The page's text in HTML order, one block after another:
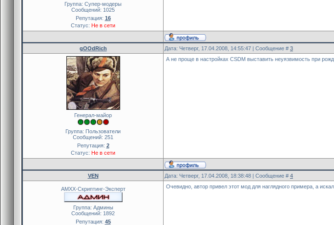
Группа: Cупер-модеры
Сообщений: 1025
Репутация: 16
Статус: Не в сети
gOOdRich Дата: Четверг, 17.04.2008, 14:55:47 | Сообщение # 3
Генерал-майор
Группа: Пользователи
Сообщений: 251
Репутация: 2
Статус: Не в сети
А не проще в настройках CSDM выставить неуязвимость при
VEN Дата: Четверг, 17.04.2008, 18:38:48 | Сообщение # 4
AMXX-Скриптинг-Эксперт
Группа: Админы
Сообщений: 1892
Репутация: 45
Очевидно, автор привел этот мод для наглядного примера, а